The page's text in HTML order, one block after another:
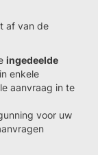
af van de
ingedeelde
enkele
aanvraag in te
voor uw